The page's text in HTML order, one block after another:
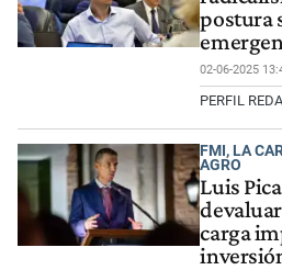
postura
02-06-2025
PERFIL
FMI, LA
AGRO
Luis
carga